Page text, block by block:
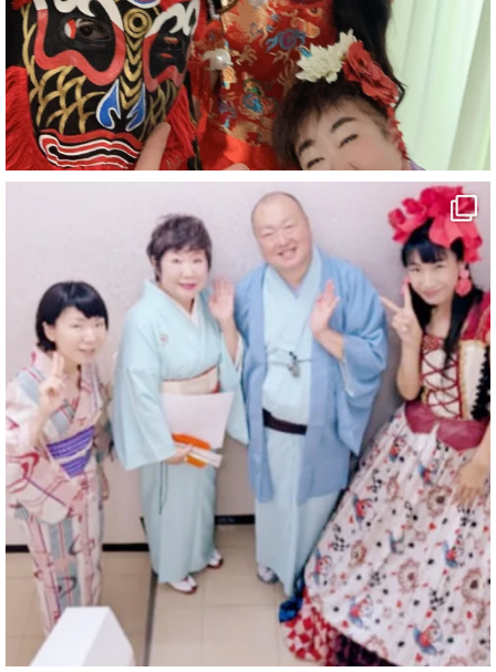
#別子銅山
#鉱山観光列車
#四国
#愛媛観光
#旅行
#旅行動画
#一人旅
#観光スポット
#旅行好きと繋がりたい
7 X
マジシャン派遣 パッションプリンセス【公式】
@comedy_illusion · 4 8月
お疲れ様です
ブログ更新しました
「マジシャン和歌山旅 白浜町・三段壁洞窟」
#企業公式がお疲れ様を言い合う
#旅行好きな人と繋がりたい
#一人旅